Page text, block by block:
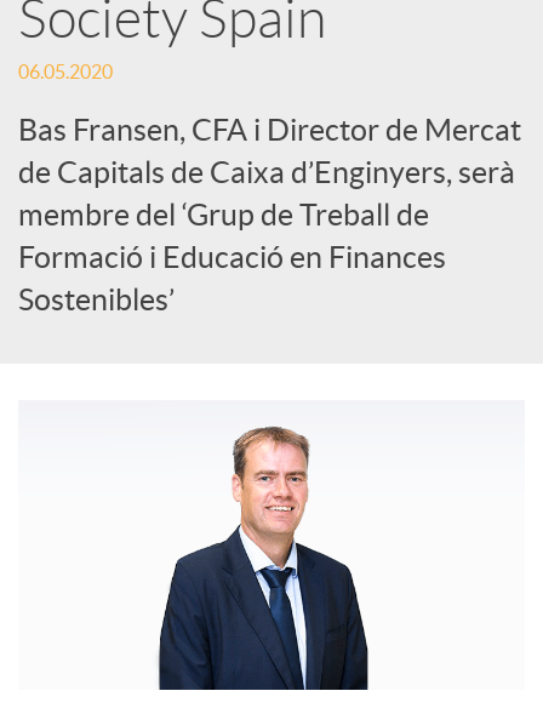
a
d
o
r
Society Spain
06.05.2020
Bas Fransen, CFA i Director de Mercat
de Capitals de Caixa d’Enginyers, serà
membre del ‘Grup de Treball de
Formació i Educació en Finances
Sostenibles’